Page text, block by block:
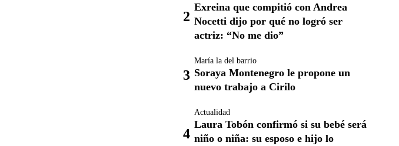
Exreina que compitió con Andrea
Nocetti dijo por qué no logró ser
actriz: “No me dio”
María la del barrio
Soraya Montenegro le propone un
nuevo trabajo a Cirilo
Actualidad
Laura Tobón confirmó si su bebé será
niño o niña: su esposo e hijo lo